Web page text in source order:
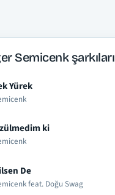
Semicenk şarkıları
Yürek
ki
De
feat. Doğu Swag